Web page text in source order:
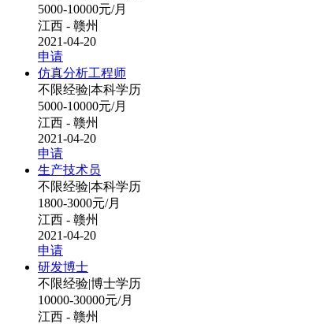
5000-10000元/月
江西 - 赣州
2021-04-20
申请
仿真分析工程师
不限经验|本科学历
5000-10000元/月
江西 - 赣州
2021-04-20
申请
生产技术员
不限经验|本科学历
1800-3000元/月
江西 - 赣州
2021-04-20
申请
研发博士
不限经验|博士学历
10000-30000元/月
江西 - 赣州